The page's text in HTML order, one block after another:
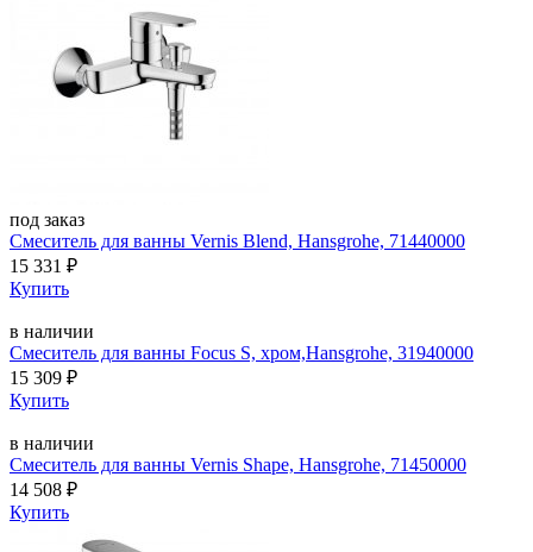
под заказ
Смеситель для ванны Vernis Blend, Hansgrohe, 71440000
15 331 ₽
Купить
в наличии
Смеситель для ванны Focus S, хром,Hansgrohe, 31940000
15 309 ₽
Купить
в наличии
Смеситель для ванны Vernis Shape, Hansgrohe, 71450000
14 508 ₽
Купить